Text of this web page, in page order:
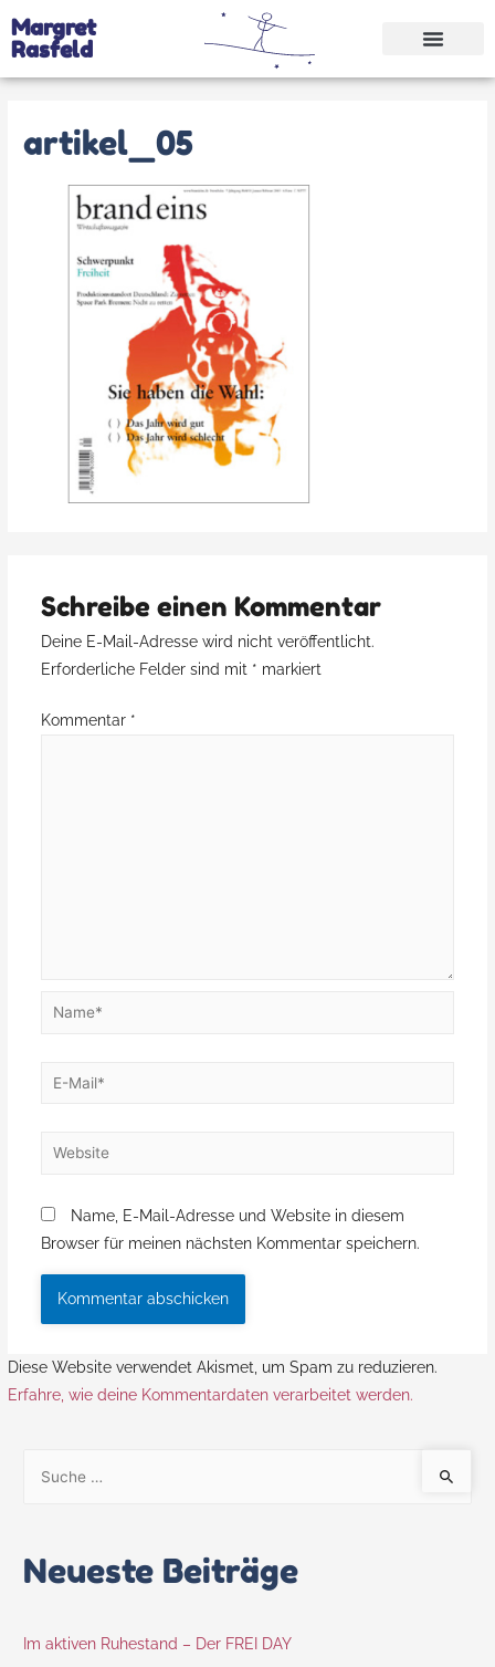
Margret
Rasfeld
artikel_05
Schreibe einen Kommentar
Deine E-Mail-Adresse wird nicht veröffentlicht.
Erforderliche Felder sind mit * markiert
Kommentar *
Name, E-Mail-Adresse und Website in diesem
Browser für meinen nächsten Kommentar speichern.
Diese Website verwendet Akismet, um Spam zu reduzieren.
Erfahre, wie deine Kommentardaten verarbeitet werden.
Neueste Beiträge
Im aktiven Ruhestand – Der FREI DAY